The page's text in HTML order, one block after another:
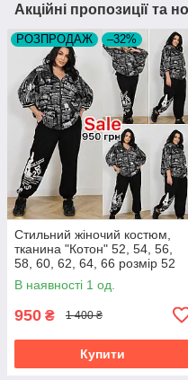
Акційні пропозиції та
РОЗПРОДАЖ –32%
Стильний жіночий костюм,
тканина "Котон" 52, 54, 56,
58, 60, 62, 64, 66 розмір 52
В наявності 1 од.
950 ₴ 1 400 ₴
Купити